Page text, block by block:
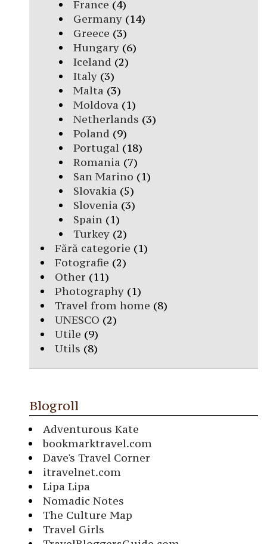
France (4)
Germany(14)
Greece (3)
Hungary(6)
Iceland (2)
Italy(3)
Malta (3)
Moldova (1)
Netherlands (3)
Poland (9)
Portugal(18)
Romania (7)
San Marino (1)
Slovakia (5)
Slovenia (3)
Spain(1)
Turkey(2)
Fără categorie (1)
Fotografie (2)
Other (11)
Photography (1)
Travel from home (8)
UNESCO (2)
Utile (9)
Utils (8)
Blogroll
Adventurous Kate
bookmarktravel.com
Dave's Travel Corner
itravelnet.com
Lipa Lipa
Nomadic Notes
The Culture Map
Travel Girls